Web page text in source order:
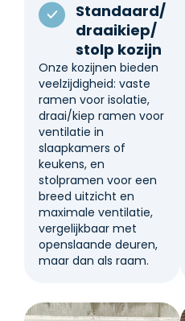
Standaard/
draaikiep/
stolp kozijn
Onze kozijnen bieden
veelzijdigheid: vaste
ramen voor isolatie,
draai/kiep ramen voor
ventilatie in
slaapkamers of
keukens, en
stolpramen voor een
breed uitzicht en
maximale ventilatie,
vergelijkbaar met
openslaande deuren,
maar dan als raam.